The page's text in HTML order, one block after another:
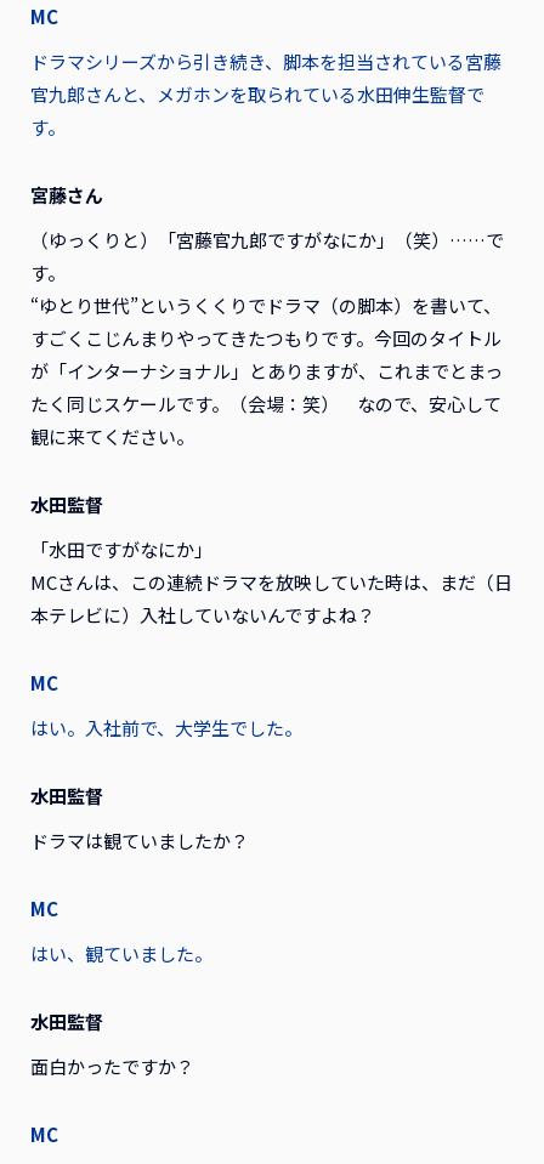
MC
ドラマシリーズから引き続き、脚本を担当されている宮藤
官九郎さんと、メガホンを取られている水田伸生監督で
す。
宮藤さん
（ゆっくりと）「宮藤官九郎ですがなにか」（笑）……で
す。
“ゆとり世代”というくくりでドラマ（の脚本）を書いて、
すごくこじんまりやってきたつもりです。今回のタイトル
が「インターナショナル」とありますが、これまでとまっ
たく同じスケールです。（会場：笑） なので、安心して
観に来てください。
水田監督
「水田ですがなにか」
MCさんは、この連続ドラマを放映していた時は、まだ（日
本テレビに）入社していないんですよね？
MC
はい。入社前で、大学生でした。
水田監督
ドラマは観ていましたか？
MC
はい、観ていました。
水田監督
面白かったですか？
MC